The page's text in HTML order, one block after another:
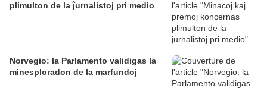
plimulton de la ĵurnalistoj pri medio
Norvegio: la Parlamento validigas la
minesploradon de la marfundoj